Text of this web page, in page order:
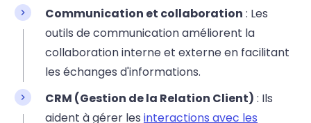
Communication et collaboration : Les
outils de communication améliorent la
collaboration interne et externe en facilitant
les échanges d'informations.
CRM (Gestion de la Relation Client) : Ils
aident à gérer les interactions avec les